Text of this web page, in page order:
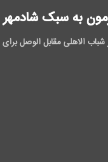
به سبک شادمهر